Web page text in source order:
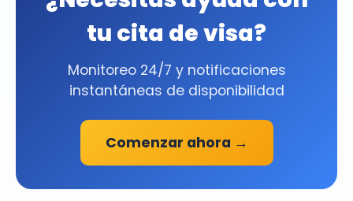
tu cita de visa?
Monitoreo 24/7 y notificaciones
instantáneas de disponibilidad
Comenzar ahora →